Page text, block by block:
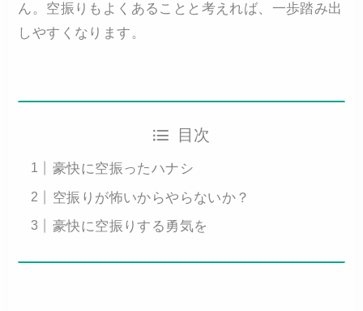
ん。空振りもよくあることと考えれば、一歩踏み出
しやすくなります。
目次
豪快に空振ったハナシ
空振りが怖いからやらないか？
豪快に空振りする勇気を